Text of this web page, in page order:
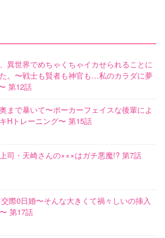
異世界でめちゃくちゃイカせられることに
。〜戦士も賢者も神官も…私のカラダに夢
第12話
まで暴いて〜ポーカーフェイスな後輩によ
Hトレーニング〜 第15話
司・天崎さんの×××はガチ悪魔!? 第7話
際0日婚〜そんな大きくて禍々しいの挿入
第17話